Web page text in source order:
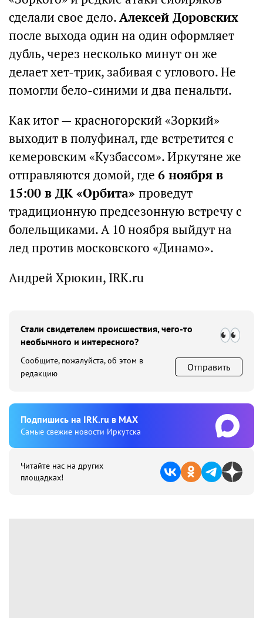
сделали свое дело.Алексей Доровских
после выхода один на один оформляет
дубль, через несколько минут он же
делает хет-трик, забивая с углового. Не
помогли бело-синими и два пенальти.
Как итог — красногорский «Зоркий»
выходит в полуфинал, где встретится с
кемеровским «Кузбассом». Иркутяне же
отправляются домой, где 6 ноября в
15:00 в ДК «Орбита» проведут
традиционную предсезонную встречу с
болельщиками. А 10 ноября выйдут на
лед против московского «Динамо».
Андрей Хрюкин, IRK.ru
Стали свидетелем происшествия, чего-то
необычного и интересного?
Сообщите, пожалуйста, об этом в
редакцию
Отправить
Подпишиcь на IRK.ru в MAX
Cамые свежие новости Иркутска
Читайте нас на других
площадках!